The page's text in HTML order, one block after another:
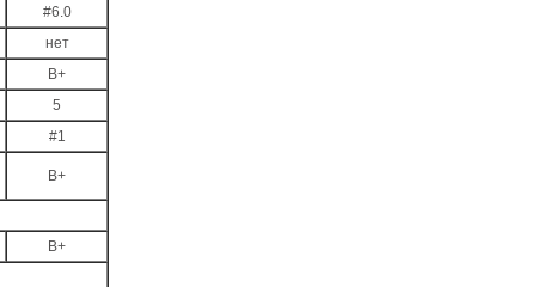
#6.0
нет
B+
5
#1
B+
B+